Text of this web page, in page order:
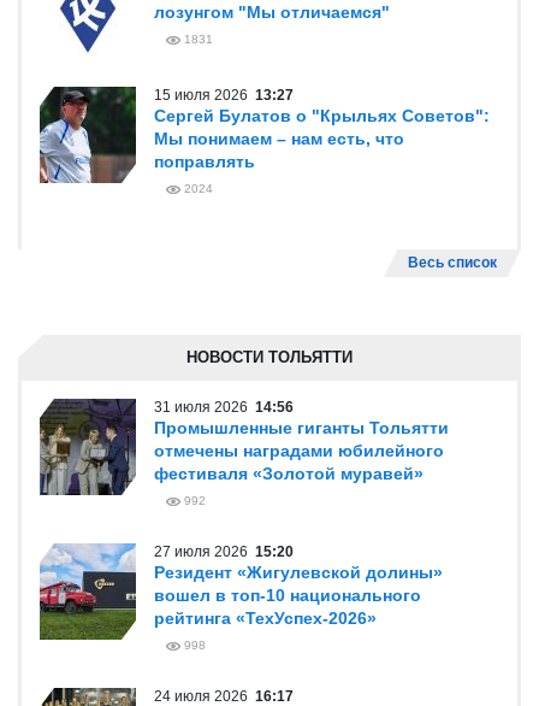
лозунгом "Мы отличаемся"
1831
15 июля 2026 13:27
Сергей Булатов о "Крыльях Советов":
Мы понимаем – нам есть, что
поправлять
2024
Весь список
НОВОСТИ ТОЛЬЯТТИ
31 июля 2026 14:56
Промышленные гиганты Тольятти
отмечены наградами юбилейного
фестиваля «Золотой муравей»
992
27 июля 2026 15:20
Резидент «Жигулевской долины»
вошел в топ-10 национального
рейтинга «ТехУспех-2026»
998
24 июля 2026 16:17